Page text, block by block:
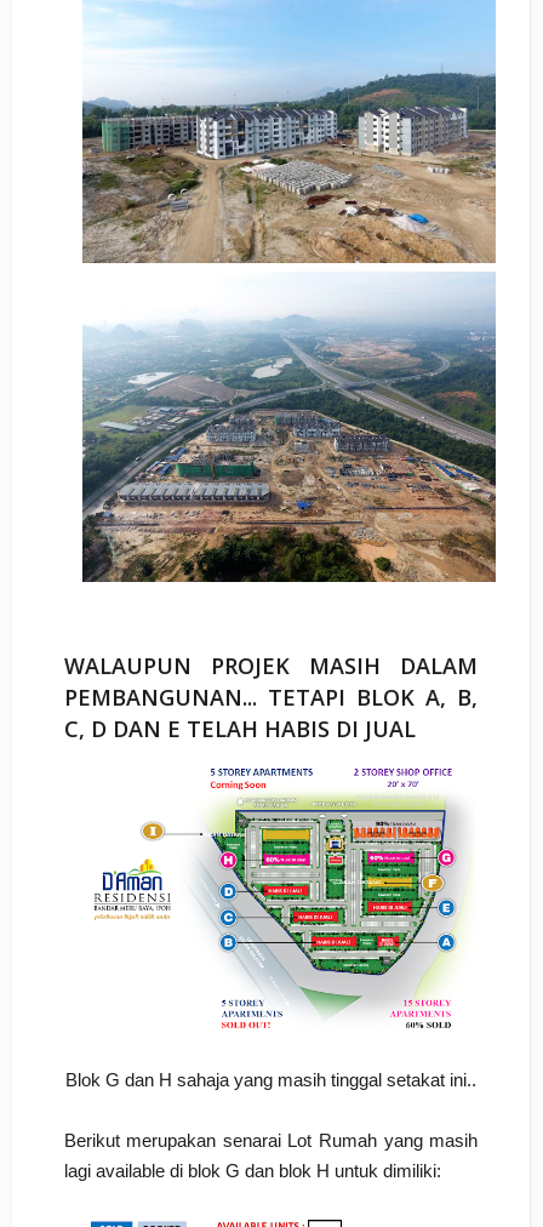
WALAUPUN PROJEK MASIH DALAM
PEMBANGUNAN... TETAPI BLOK A, B,
C, D DAN E TELAH HABIS DI JUAL
Blok G dan H sahaja yang masih tinggal setakat ini..
Berikut merupakan senarai Lot Rumah yang masih
lagi available di blok G dan blok H untuk dimiliki: